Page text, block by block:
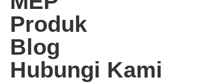
Produk
Blog
Hubungi Kami